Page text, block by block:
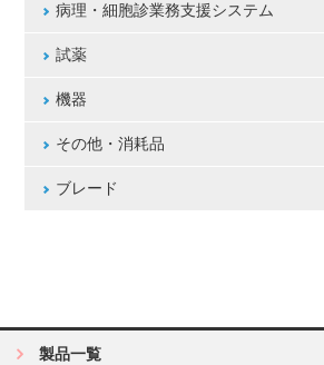
病理・細胞診業務支援システム
試薬
機器
その他・消耗品
ブレード
製品一覧